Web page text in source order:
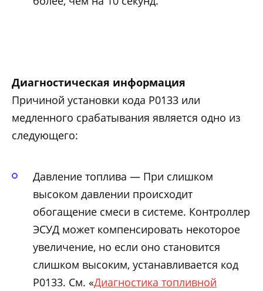
Диагностическая информация
Причиной установки кода Р0133 или
медленного срабатывания является одно из
следующего:
Давление топлива — При слишком
высоком давлении происходит
обогащение смеси в системе. Контроллер
ЭСУД может компенсировать некоторое
увеличение, но если оно становится
слишком высоким, устанавливается код
Р0133. См. «Диагностика топливной